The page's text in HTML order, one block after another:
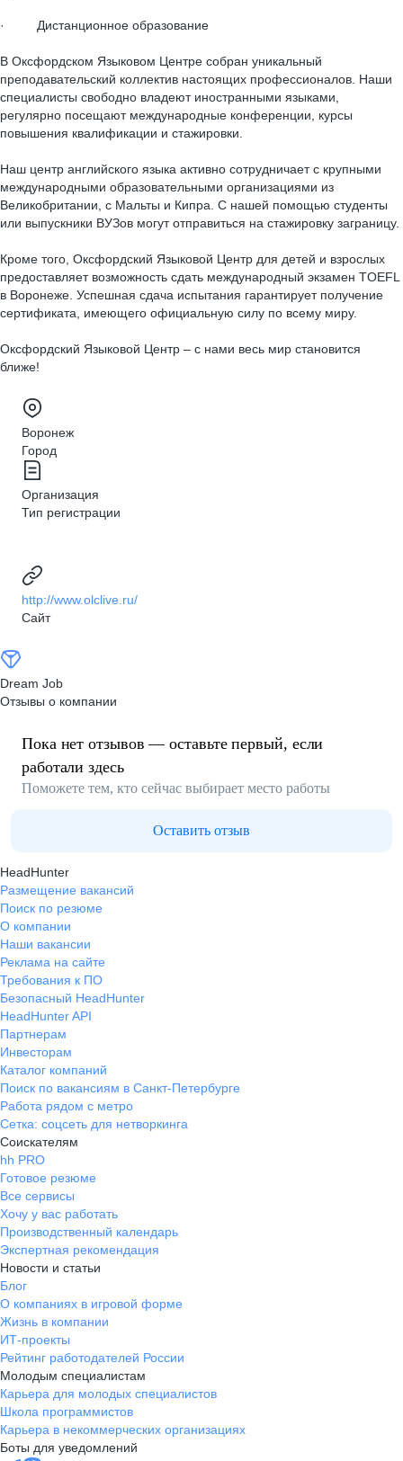
· Дистанционное образование
В Оксфордском Языковом Центре собран уникальный
преподавательский коллектив настоящих профессионалов. Наши
специалисты свободно владеют иностранными языками,
регулярно посещают международные конференции, курсы
повышения квалификации и стажировки.
Наш центр английского языка активно сотрудничает с крупными
международными образовательными организациями из
Великобритании, с Мальты и Кипра. С нашей помощью студенты
или выпускники ВУЗов могут отправиться на стажировку заграницу.
Кроме того, Оксфордский Языковой Центр для детей и взрослых
предоставляет возможность сдать международный экзамен TOEFL
в Воронеже. Успешная сдача испытания гарантирует получение
сертификата, имеющего официальную силу по всему миру.
Оксфордский Языковой Центр – с нами весь мир становится
ближе!
Воронеж
Город
Организация
Тип регистрации
http://www.olclive.ru/
Сайт
Dream Job
Отзывы о компании
Пока нет отзывов — оставьте первый, если
работали здесь
Поможете тем, кто сейчас выбирает место работы
Оставить отзыв
HeadHunter
Размещение вакансий
Поиск по резюме
О компании
Наши вакансии
Реклама на сайте
Требования к ПО
Безопасный HeadHunter
HeadHunter API
Партнерам
Инвесторам
Каталог компаний
Поиск по вакансиям в Санкт-Петербурге
Работа рядом с метро
Сетка: соцсеть для нетворкинга
Соискателям
hh PRO
Готовое резюме
Все сервисы
Хочу у вас работать
Производственный календарь
Экспертная рекомендация
Новости и статьи
Блог
О компаниях в игровой форме
Жизнь в компании
ИТ-проекты
Рейтинг работодателей России
Молодым специалистам
Карьера для молодых специалистов
Школа программистов
Карьера в некоммерческих организациях
Боты для уведомлений